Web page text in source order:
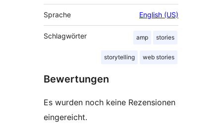
Sprache English (US)
Schlagwörter amp stories
storytelling web stories
Bewertungen
Es wurden noch keine Rezensionen
eingereicht.